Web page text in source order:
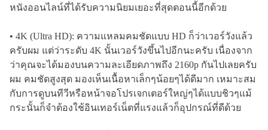
หนังออนไลน์ที่ได้รับความนิยมเยอะที่สุดตอนนี้อีกด้วย
• 4K (Ultra HD): ความแหลมคมชัดแบบ HD ก็ว่าเวอร์วังแล้ว
ครับผม แต่ว่าระดับ 4K นั้นเวอร์วังขึ้นไปอีกนะครับ เนื่องจาก
ว่าคุณจะได้มองบนความละเอียดภาพถึง 2160p กันไปเลยครับ
ผม คมชัดสูงสุด มองเห็นเนื้อหาเล็กๆน้อยๆได้ดีมาก เหมาะสม
กับการดูบนทีวีหรือหน้าจอโปรเจกเตอร์ใหญ่ๆได้แบบชิวๆแม้
กระนั้นก็จำต้องใช้อินเทอร์เน็ตที่แรงแล้วก็อุปกรณ์ที่ดีด้วย